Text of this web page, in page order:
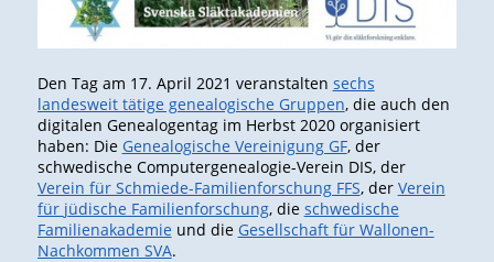
Den Tag am 17. April 2021 veranstalten sechs
landesweit tätige genealogische Gruppen, die auch den
digitalen Genealogentag im Herbst 2020 organisiert
haben: Die Genealogische Vereinigung GF, der
schwedische Computergenealogie-Verein DIS, der
Verein für Schmiede-Familienforschung FFS, der Verein
für jüdische Familienforschung, die schwedische
Familienakademie und die Gesellschaft für Wallonen-
Nachkommen SVA.